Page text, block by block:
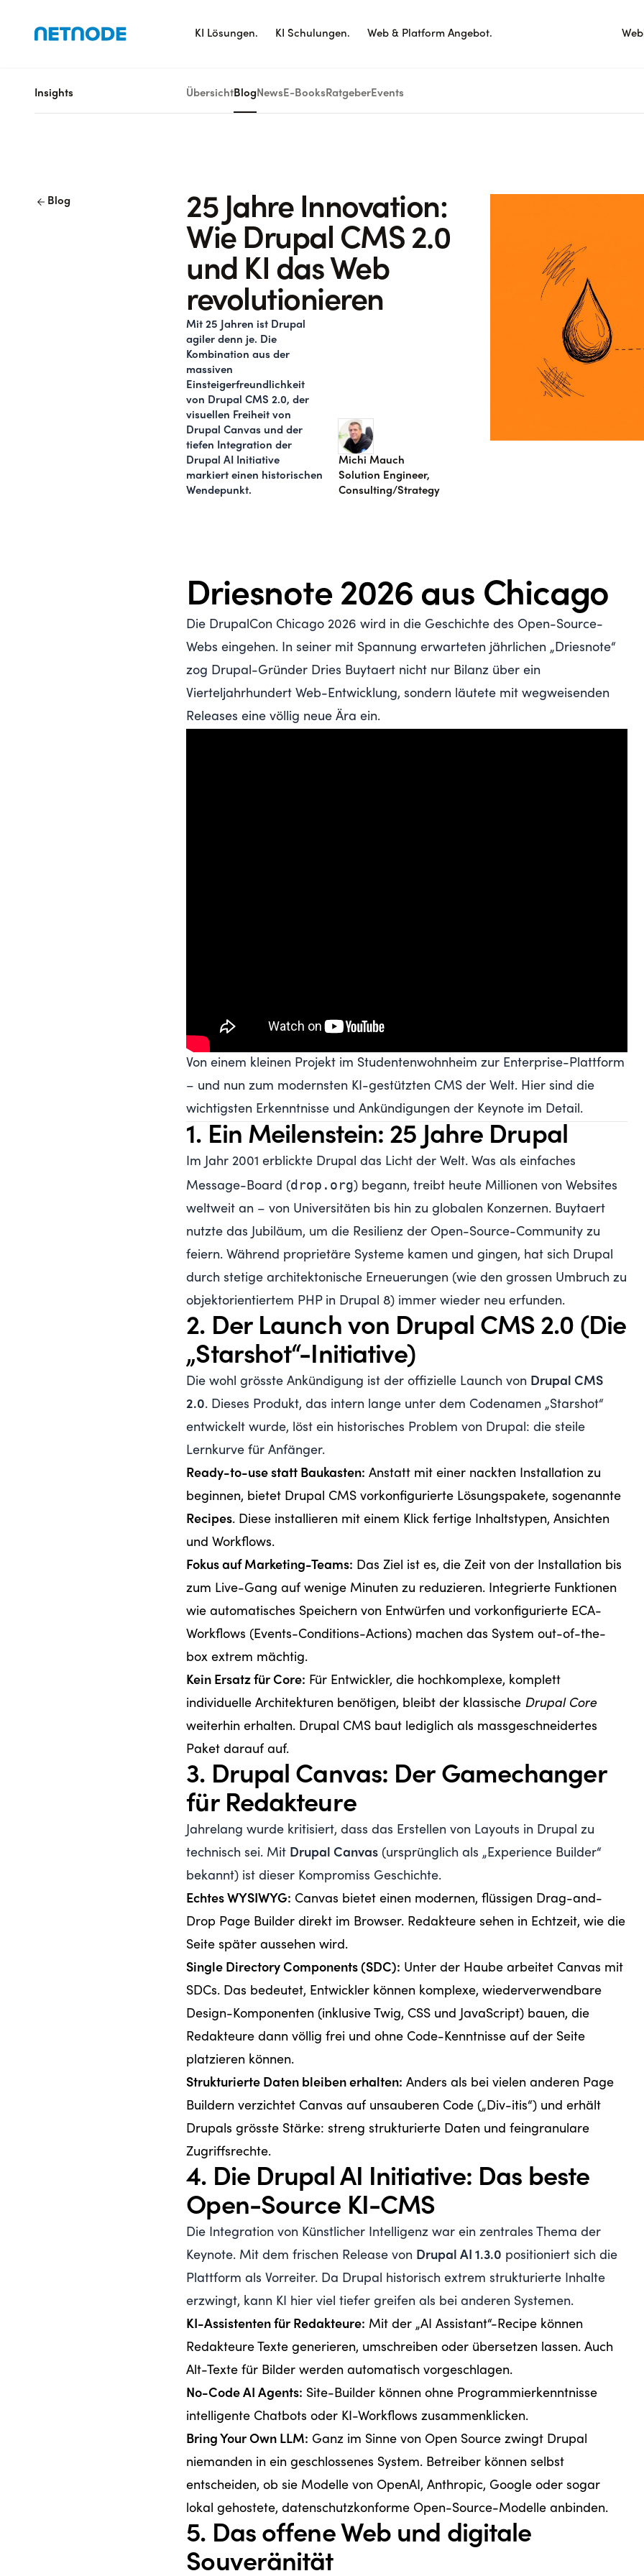
KI Lösungen. KI Schulungen. Web & Platform Angebot.
Insights Übersicht Blog News E-Books Ratgeber Events
arrow_back Blog
25 Jahre Innovation:
Wie Drupal CMS 2.0
und KI das Web
revolutionieren
Mit 25 Jahren ist Drupal
agiler denn je. Die
Kombination aus der
massiven
Einsteigerfreundlichkeit
von Drupal CMS 2.0, der
visuellen Freiheit von
Drupal Canvas und der
tiefen Integration der
Drupal AI Initiative
markiert einen historischen
Wendepunkt.
Michi Mauch
Solution Engineer,
Consulting/Strategy
Driesnote 2026 aus Chicago
Die DrupalCon Chicago 2026 wird in die Geschichte des Open-Source-
Webs eingehen. In seiner mit Spannung erwarteten jährlichen „Driesnote“
zog Drupal-Gründer Dries Buytaert nicht nur Bilanz über ein
Vierteljahrhundert Web-Entwicklung, sondern läutete mit wegweisenden
Releases eine völlig neue Ära ein.
Von einem kleinen Projekt im Studentenwohnheim zur Enterprise-Plattform
– und nun zum modernsten KI-gestützten CMS der Welt. Hier sind die
wichtigsten Erkenntnisse und Ankündigungen der Keynote im Detail.
1. Ein Meilenstein: 25 Jahre Drupal
Im Jahr 2001 erblickte Drupal das Licht der Welt. Was als einfaches
Message-Board (drop.org) begann, treibt heute Millionen von Websites
weltweit an – von Universitäten bis hin zu globalen Konzernen. Buytaert
nutzte das Jubiläum, um die Resilienz der Open-Source-Community zu
feiern. Während proprietäre Systeme kamen und gingen, hat sich Drupal
durch stetige architektonische Erneuerungen (wie den grossen Umbruch zu
objektorientiertem PHP in Drupal 8) immer wieder neu erfunden.
2. Der Launch von Drupal CMS 2.0 (Die
„Starshot“-Initiative)
Die wohl grösste Ankündigung ist der offizielle Launch von Drupal CMS
2.0. Dieses Produkt, das intern lange unter dem Codenamen „Starshot“
entwickelt wurde, löst ein historisches Problem von Drupal: die steile
Lernkurve für Anfänger.
Ready-to-use statt Baukasten: Anstatt mit einer nackten Installation zu
beginnen, bietet Drupal CMS vorkonfigurierte Lösungspakete, sogenannte
Recipes. Diese installieren mit einem Klick fertige Inhaltstypen, Ansichten
und Workflows.
Fokus auf Marketing-Teams: Das Ziel ist es, die Zeit von der Installation bis
zum Live-Gang auf wenige Minuten zu reduzieren. Integrierte Funktionen
wie automatisches Speichern von Entwürfen und vorkonfigurierte ECA-
Workflows (Events-Conditions-Actions) machen das System out-of-the-
box extrem mächtig.
Kein Ersatz für Core: Für Entwickler, die hochkomplexe, komplett
individuelle Architekturen benötigen, bleibt der klassische Drupal Core
weiterhin erhalten. Drupal CMS baut lediglich als massgeschneidertes
Paket darauf auf.
3. Drupal Canvas: Der Gamechanger
für Redakteure
Jahrelang wurde kritisiert, dass das Erstellen von Layouts in Drupal zu
technisch sei. Mit Drupal Canvas (ursprünglich als „Experience Builder“
bekannt) ist dieser Kompromiss Geschichte.
Echtes WYSIWYG: Canvas bietet einen modernen, flüssigen Drag-and-
Drop Page Builder direkt im Browser. Redakteure sehen in Echtzeit, wie die
Seite später aussehen wird.
Single Directory Components (SDC): Unter der Haube arbeitet Canvas mit
SDCs. Das bedeutet, Entwickler können komplexe, wiederverwendbare
Design-Komponenten (inklusive Twig, CSS und JavaScript) bauen, die
Redakteure dann völlig frei und ohne Code-Kenntnisse auf der Seite
platzieren können.
Strukturierte Daten bleiben erhalten: Anders als bei vielen anderen Page
Buildern verzichtet Canvas auf unsauberen Code („Div-itis“) und erhält
Drupals grösste Stärke: streng strukturierte Daten und feingranulare
Zugriffsrechte.
4. Die Drupal AI Initiative: Das beste
Open-Source KI-CMS
Die Integration von Künstlicher Intelligenz war ein zentrales Thema der
Keynote. Mit dem frischen Release von Drupal AI 1.3.0 positioniert sich die
Plattform als Vorreiter. Da Drupal historisch extrem strukturierte Inhalte
erzwingt, kann KI hier viel tiefer greifen als bei anderen Systemen.
KI-Assistenten für Redakteure: Mit der „AI Assistant“-Recipe können
Redakteure Texte generieren, umschreiben oder übersetzen lassen. Auch
Alt-Texte für Bilder werden automatisch vorgeschlagen.
No-Code AI Agents: Site-Builder können ohne Programmierkenntnisse
intelligente Chatbots oder KI-Workflows zusammenklicken.
Bring Your Own LLM: Ganz im Sinne von Open Source zwingt Drupal
niemanden in ein geschlossenes System. Betreiber können selbst
entscheiden, ob sie Modelle von OpenAI, Anthropic, Google oder sogar
lokal gehostete, datenschutzkonforme Open-Source-Modelle anbinden.
5. Das offene Web und digitale
Souveränität